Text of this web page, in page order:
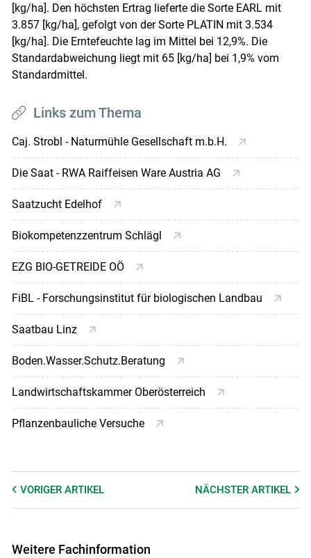
[kg/ha]. Den höchsten Ertrag lieferte die Sorte EARL mit
3.857 [kg/ha], gefolgt von der Sorte PLATIN mit 3.534
[kg/ha]. Die Erntefeuchte lag im Mittel bei 12,9%. Die
Standardabweichung liegt mit 65 [kg/ha] bei 1,9% vom
Standardmittel.
Links zum Thema
Caj. Strobl - Naturmühle Gesellschaft m.b.H.
Die Saat - RWA Raiffeisen Ware Austria AG
Saatzucht Edelhof
Biokompetenzzentrum Schlägl
EZG BIO-GETREIDE OÖ
FiBL - Forschungsinstitut für biologischen Landbau
Saatbau Linz
Boden.Wasser.Schutz.Beratung
Landwirtschaftskammer Oberösterreich
Pflanzenbauliche Versuche
VORIGER ARTIKEL NÄCHSTERARTIKEL
Weitere Fachinformation